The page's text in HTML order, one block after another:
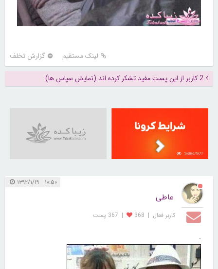
لینک مستقیم گزارش تخلف
2 کاربر از این پست مفید تشکر کرده اند (نمایش سپاس ها)
16867927
۱۰:۵۰ ۱۳۹۲/۱/۱۹
عاطی
کاربر فعال |
368
| 367 پست
.